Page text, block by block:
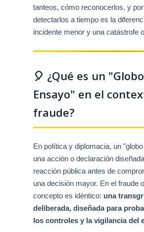
tanteos, cómo reconocerlos, y
detectarlos a tiempo es la
incidente menor y una catástrofe
🎈 ¿Qué es un
Ensayo" en el
fraude?
En política y diplomacia, un
una acción o declaración
reacción pública antes de
una decisión mayor. En el fraude
concepto es idéntico: una
deliberada, diseñada para
los controles y la vigilancia del